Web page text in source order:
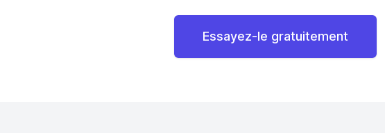
Essayez-le gratuitement